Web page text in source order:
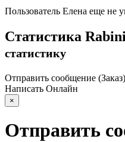
Пользователь Елена еще не
Статистика
статистику
Отправить сообщение (Заказ)
Написать Онлайн
×
Отправить